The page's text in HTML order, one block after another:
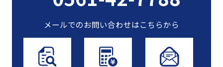
メールでのお問い合わせはこちらから